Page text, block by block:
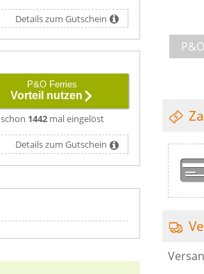
Details zum Gutschein
P&O Ferries
Vorteil nutzen
schon 1442mal eingelöst
Details zum Gutschein